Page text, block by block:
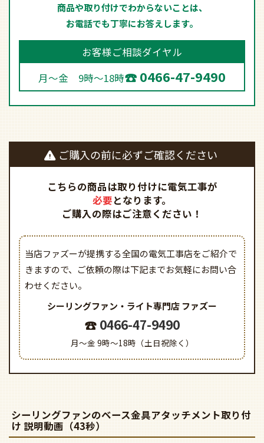
商品や取り付けでわからないことは、
お電話でも丁寧にお答えします。
お客様ご相談ダイヤル
月～金 9時～18時
0466-47-9490
ご購入の前に必ずご確認ください
こちらの商品は取り付けに電気工事が
必要となります。
ご購入の際はご注意ください！
当店ファズーが提携する全国の電気工事店をご紹介で
きますので、
ご依頼の際は下記までお気軽にお問い合
わせください。
シーリングファン・ライト専門店 ファズー
0466-47-9490
月～金 9時～18時（土日祝除く）
シーリングファンのベース金具アタッチメント取り付
け 説明動画（43秒）